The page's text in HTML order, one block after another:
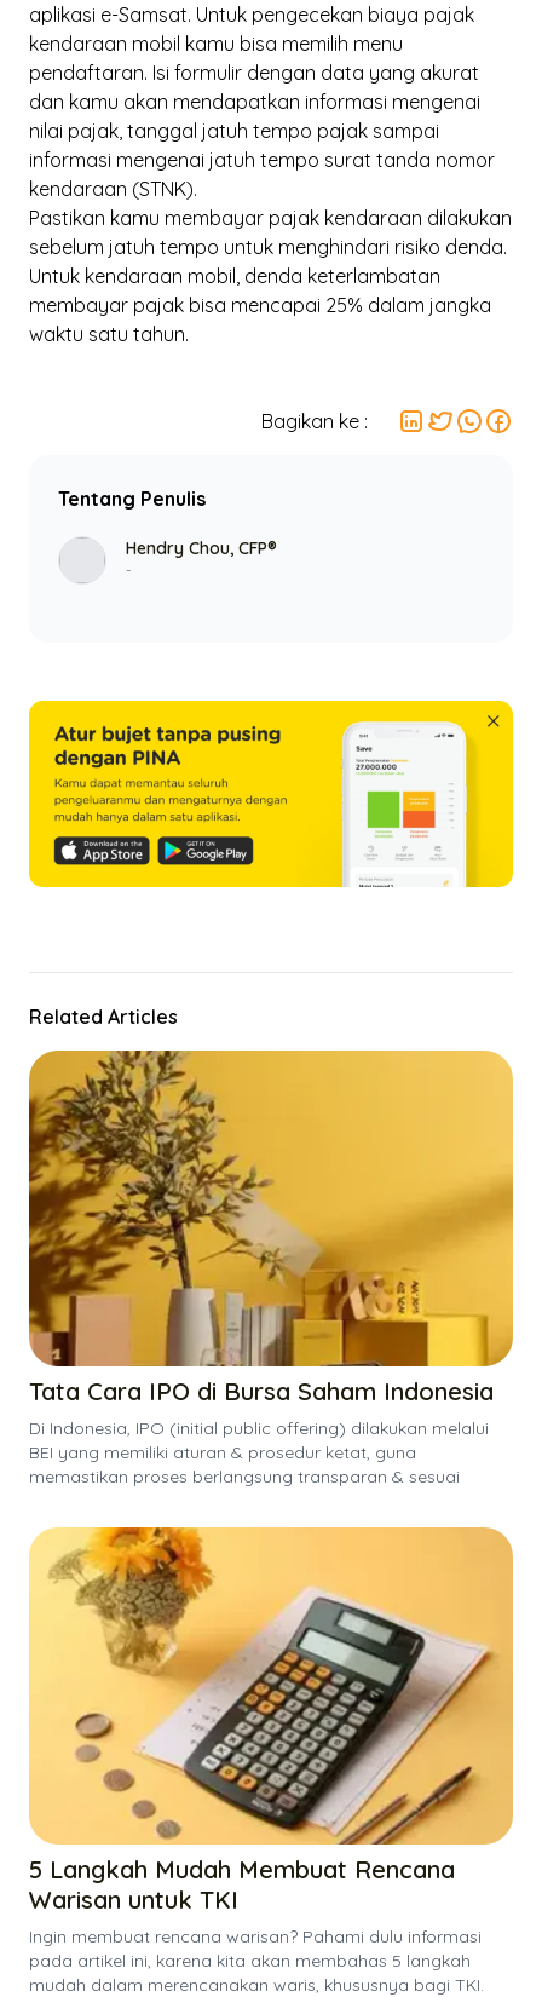
aplikasi e-Samsat. Untuk pengecekan biaya pajak
kendaraan mobil kamu bisa memilih menu
pendaftaran. Isi formulir dengan data yang akurat
dan kamu akan mendapatkan informasi mengenai
nilai pajak, tanggal jatuh tempo pajak sampai
informasi mengenai jatuh tempo surat tanda nomor
kendaraan (STNK).
Pastikan kamu membayar pajak kendaraan dilakukan
sebelum jatuh tempo untuk menghindari risiko denda.
Untuk kendaraan mobil, denda keterlambatan
membayar pajak bisa mencapai 25% dalam jangka
waktu satu tahun.
Bagikan ke :
Tentang Penulis
Hendry Chou, CFP®
-
Related Articles
Tata Cara IPO di Bursa Saham Indonesia
Di Indonesia, IPO (initial public offering) dilakukan melalui
BEI yang memiliki aturan & prosedur ketat, guna
memastikan proses berlangsung transparan & sesuai
5 Langkah Mudah Membuat Rencana
Warisan untuk TKI
Ingin membuat rencana warisan? Pahami dulu informasi
pada artikel ini, karena kita akan membahas 5 langkah
mudah dalam merencanakan waris, khususnya bagi TKI.